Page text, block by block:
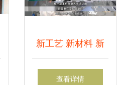
新工艺 新材料 新
技术的试验场
查看详情